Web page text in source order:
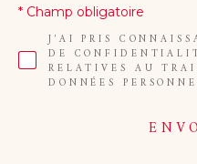
J'AI PRIS
DE
RELATIVES AU
DONNÉES
* Champ obligatoire